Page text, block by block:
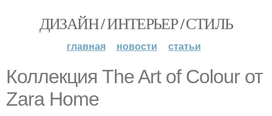
ДИЗАЙН / ИНТЕРЬЕР / СТИЛЬ
главная новости статьи
Коллекция The Art of Colour от
Zara Home